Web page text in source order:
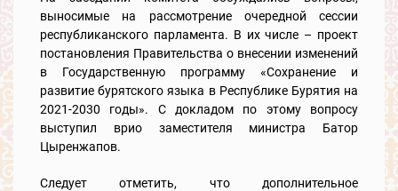
выносимые на рассмотрение очередной сессии
республиканского парламента. В их числе – проект
постановления Правительства о внесении изменений
в Государственную программу «Сохранение и
развитие бурятского языка в Республике Бурятия на
2021-2030 годы». С докладом по этому вопросу
выступил врио заместителя министра Батор
Цыренжапов.
Следует отметить, что дополнительное